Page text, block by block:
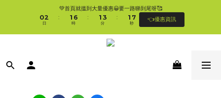
🛍香港購物滿$250免順豐自提櫃🚛 | 香港滿$350/澳門滿$499即免運費直接送上門
💚首頁就搵到大量優惠😀要一路睇到尾呀🥰
02
1
0
日
:
2
1
0
7
6
5
4
時
:
2
1
0
4
3
2
1
分
:
2
1
0
8
7
6
5
秒
👈優惠資訊
🛍香港購物滿$250免順豐自提櫃🚛 | 香港滿$350/澳門滿$499即免運費直接送上門